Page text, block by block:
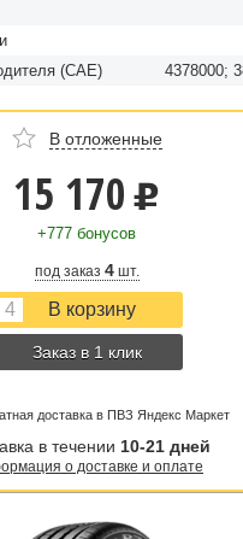
(CAE)
4378000;
В отложенные
15 170 u
+777 бонусов
под заказ 4шт.
Заказ в 1 клик
доставка в ПВЗ Яндекс Маркет
в течении 10-21 дней
о доставке и оплате